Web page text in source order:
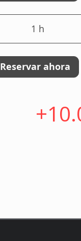
1 h
Reservar ahora